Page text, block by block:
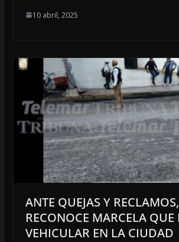
10 abril, 2025
ANTE QUEJAS Y RECLAMOS,
RECONOCE MARCELA QUE
VEHICULAR EN LA CIUDAD